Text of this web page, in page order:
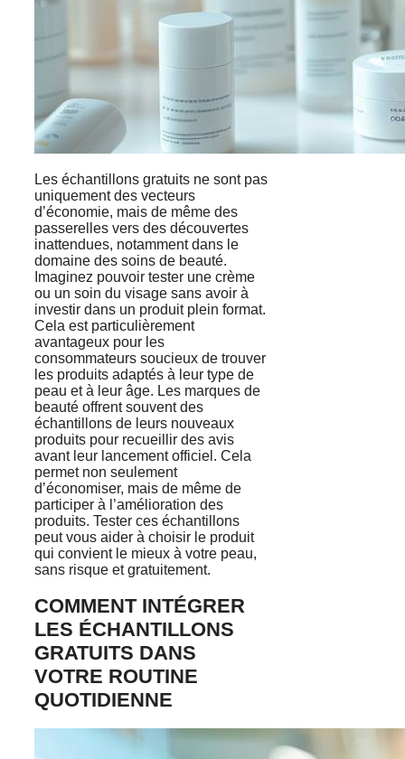
Les échantillons gratuits ne sont pas
uniquement des vecteurs
d’économie, mais de même des
passerelles vers des découvertes
inattendues, notamment dans le
domaine des soins de beauté.
Imaginez pouvoir tester une crème
ou un soin du visage sans avoir à
investir dans un produit plein format.
Cela est particulièrement
avantageux pour les
consommateurs soucieux de trouver
les produits adaptés à leur type de
peau et à leur âge. Les marques de
beauté offrent souvent des
échantillons de leurs nouveaux
produits pour recueillir des avis
avant leur lancement officiel. Cela
permet non seulement
d’économiser, mais de même de
participer à l’amélioration des
produits. Tester ces échantillons
peut vous aider à choisir le produit
qui convient le mieux à votre peau,
sans risque et gratuitement.
COMMENT INTÉGRER
LES ÉCHANTILLONS
GRATUITS DANS
VOTRE ROUTINE
QUOTIDIENNE